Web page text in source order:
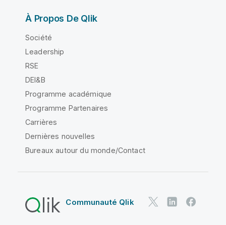
À Propos De Qlik
Société
Leadership
RSE
DEI&B
Programme académique
Programme Partenaires
Carrières
Dernières nouvelles
Bureaux autour du monde/Contact
Communauté Qlik